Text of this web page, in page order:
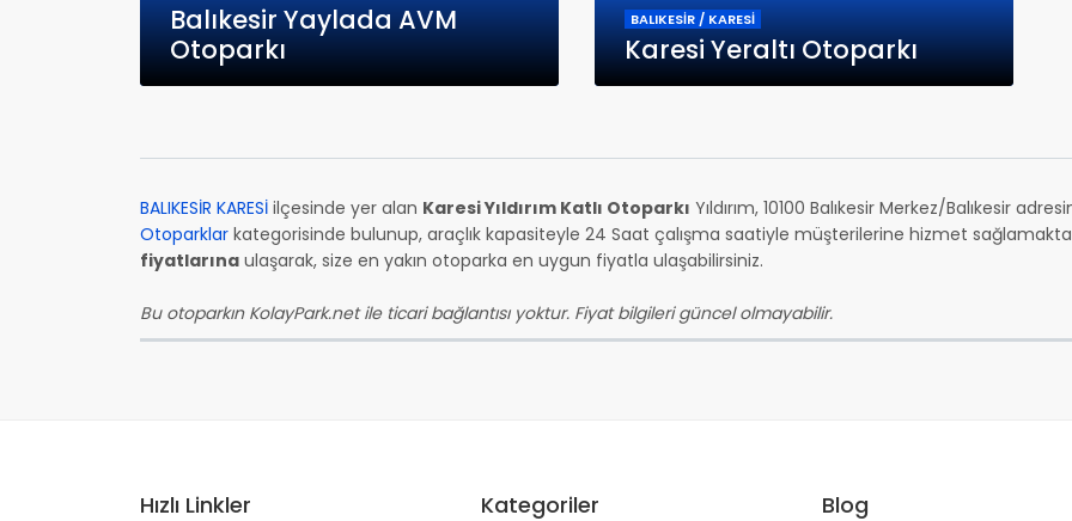
Balıkesir Yaylada AVM
Otoparkı
BALIKESİR / KARESİ
Karesi Yeraltı Otoparkı
BALIKESİR KARESİ ilçesinde yer alan Karesi Yıldırım Katlı Otoparkı Yıldırım, 10100 Balıkesir Merkez/Balıkesir
Otoparklar kategorisinde bulunup, araçlık kapasiteyle 24 Saat çalışma saatiyle müşterilerine hizmet
fiyatlarına ulaşarak, size en yakın otoparka en uygun fiyatla ulaşabilirsiniz.
Bu otoparkın KolayPark.net ile ticari bağlantısı yoktur. Fiyat bilgileri güncel olmayabilir.
Hızlı Linkler Kategoriler Blog